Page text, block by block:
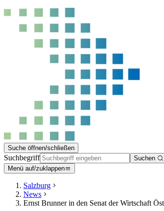
Suche öffnen/schließen
Suchbegriff
Suchen
Menü auf/zuklappen
Salzburg
News
Ernst Brunner in den Senat der Wirtschaft